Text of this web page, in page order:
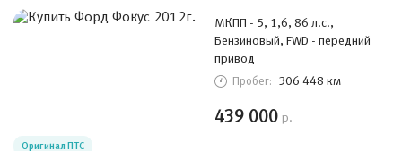
МКПП - 5, 1,6, 86 л.с.,
Бензиновый, FWD - передний
привод
Пробег: 306 448 км
439 000 р.
Оригинал ПТС